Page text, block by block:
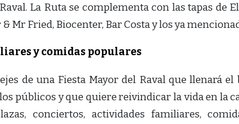
La Ruta se complementa con las tapas de
Mr Fried, Biocenter, Bar Costa y los ya
y comidas populares
de una Fiesta Mayor del Raval que llenará
públicos y que quiere reivindicar la vida en la
conciertos, actividades familiares,